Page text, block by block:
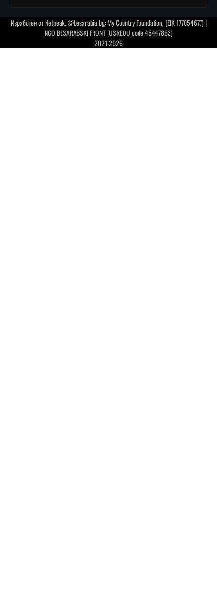
Изработен отNetpeak. ©besarabia.bg: My Country Foundation, (EIK 177054677) |
NGO BESARABSKI FRONT (USREOU code 45447863)
2021-2026